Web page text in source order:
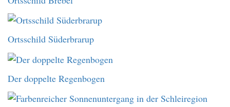
Ortsschild Süderbrarup
Der doppelte Regenbogen